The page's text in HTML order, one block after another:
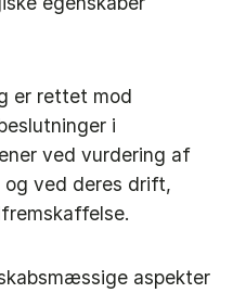
er rettet mod
i
ved vurdering af
ved deres drift,
aspekter